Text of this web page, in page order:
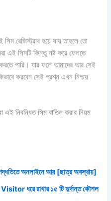
রেজিস্ট্রার হয়ে যায় তাহলে তো
সিমটি কিন্তু নষ্ট করে ফেলতে
করতে পারি। যার ফলে আমাদের আর সেই
করবেন সেই প্রশ্ন এখন নিশ্চয়
এই নিবন্ধিত সিম বাতিল করার নিয়ম
অনলাইনে আয় [ছাত্র অবস্থায়]
ধরে রাখার ১৫ টি দুর্দান্ত কৌশল